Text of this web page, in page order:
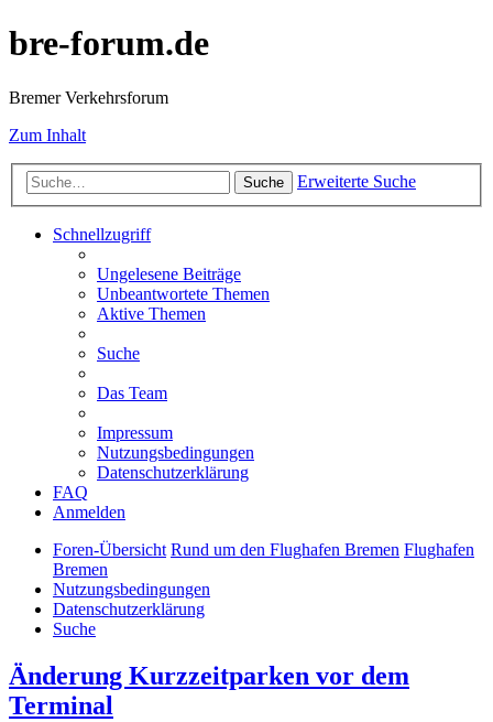
bre-forum.de
Bremer Verkehrsforum
Zum Inhalt
Suche Erweiterte Suche
Schnellzugriff
Ungelesene Beiträge
Unbeantwortete Themen
Aktive Themen
Suche
Das Team
Impressum
Nutzungsbedingungen
Datenschutzerklärung
FAQ
Anmelden
Foren-Übersicht Rund um den Flughafen Bremen Flughafen
Bremen
Nutzungsbedingungen
Datenschutzerklärung
Suche
Änderung Kurzzeitparken vor dem
Terminal